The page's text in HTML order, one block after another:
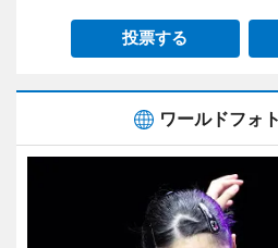
投票する
ワールドフォ